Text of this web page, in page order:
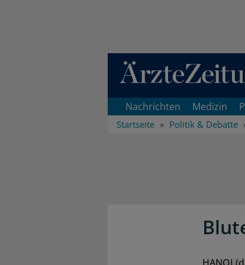
Direkt zum Inhaltsbereich
Nachrichten Medizin
Startseite Politik & Debatte